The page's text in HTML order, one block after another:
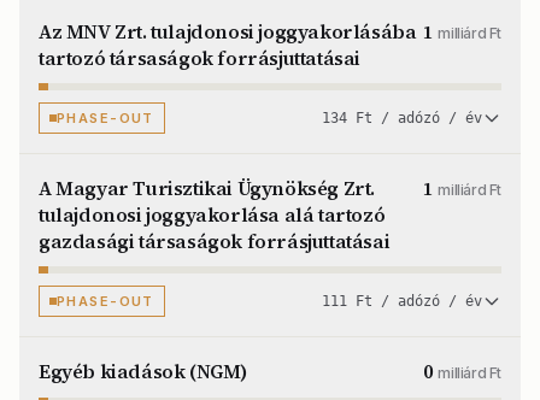
Az MNV Zrt. tulajdonosi joggyakorlásába
tartozó társaságok forrásjuttatásai
1milliárd Ft
PHASE-OUT 134 Ft / adózó / év
A Magyar Turisztikai Ügynökség Zrt.
tulajdonosi joggyakorlása alá tartozó
gazdasági társaságok forrásjuttatásai
1milliárd Ft
PHASE-OUT 111 Ft / adózó / év
Egyéb kiadások (NGM) 0milliárd Ft